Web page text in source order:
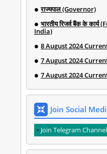
राज्यपाल (Governor)
भारतीय रिजर्व बैंक के
India)
8 August 2024
7 August 2024
7 August 2024
Join Social
Join Telegram Channel